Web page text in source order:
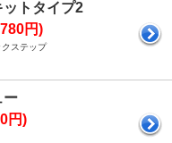
トタイプ2
円)
ステップ
ー
円)